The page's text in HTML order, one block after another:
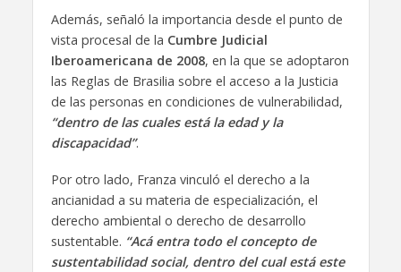
Además, señaló la importancia desde el punto de
vista procesal de la Cumbre Judicial
Iberoamericana de 2008, en la que se adoptaron
las Reglas de Brasilia sobre el acceso a la Justicia
de las personas en condiciones de vulnerabilidad,
“dentro de las cuales está la edad y la
discapacidad”.
Por otro lado, Franza vinculó el derecho a la
ancianidad a su materia de especialización, el
derecho ambiental o derecho de desarrollo
sustentable. “Acá entra todo el concepto de
sustentabilidad social, dentro del cual está este